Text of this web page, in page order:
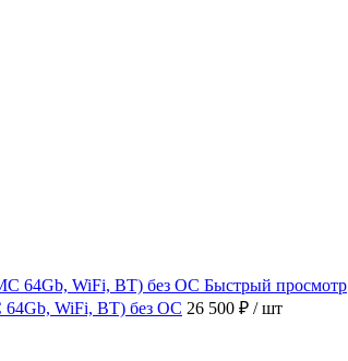
Быстрый просмотр
64Gb, WiFi, BT) без ОС 26 500 ₽ / шт